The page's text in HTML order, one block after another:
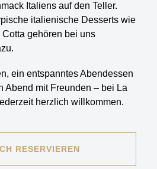
Italiens auf den Teller.
italienische Desserts wie
gehören bei uns
ein entspanntes Abendessen
Abend mit Freunden – bei La
herzlich willkommen.
RESERVIEREN